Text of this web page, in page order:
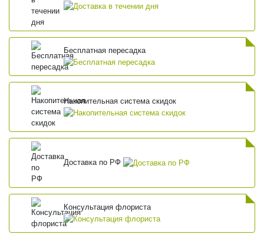
Бесплатная пересадка
Накопительная система скидок
Доставка по РФ
Консультация флориста